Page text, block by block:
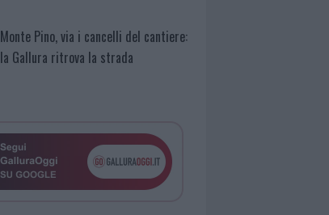
Monte Pino, via i cancelli del cantiere:
la Gallura ritrova la strada